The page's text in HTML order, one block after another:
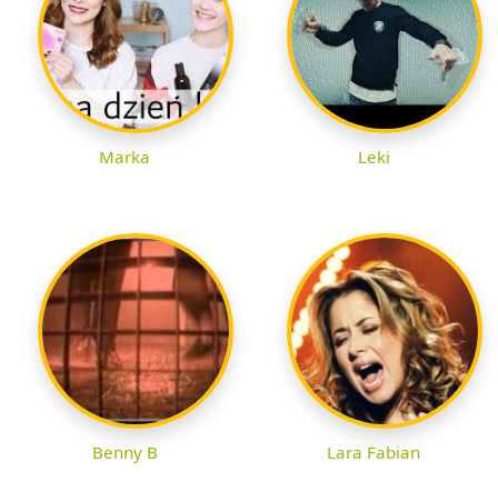
Marka Leki
Benny B Lara Fabian